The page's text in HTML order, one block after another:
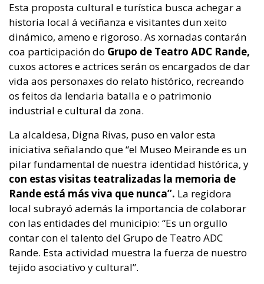
Esta proposta cultural e turística busca achegar a
historia local á veciñanza e visitantes dun xeito
dinámico, ameno e rigoroso. As xornadas contarán
coa participación do Grupo de Teatro ADC Rande,
cuxos actores e actrices serán os encargados de dar
vida aos personaxes do relato histórico, recreando
os feitos da lendaria batalla e o patrimonio
industrial e cultural da zona.
La alcaldesa, Digna Rivas, puso en valor esta
iniciativa señalando que “el Museo Meirande es un
pilar fundamental de nuestra identidad histórica, y
con estas visitas teatralizadas la memoria de
Rande está más viva que nunca”. La regidora
local subrayó además la importancia de colaborar
con las entidades del municipio: “Es un orgullo
contar con el talento del Grupo de Teatro ADC
Rande. Esta actividad muestra la fuerza de nuestro
tejido asociativo y cultural”.